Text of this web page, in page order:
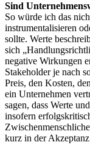
Sind
So würde ich das
instrumentalisieren
sollte. Werte
sich
negative Wirkungen
Stakeholder je nach
Preis, den Kosten,
ein Unternehmen
sagen, dass Werte
insofern
kurz in der